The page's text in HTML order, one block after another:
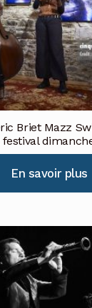
Briet Mazz
En savoir plus